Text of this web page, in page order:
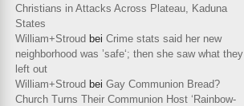
Christians in Attacks Across Plateau, Kaduna
States
William+Stroud bei Crime stats said her new
neighborhood was ’safe‘; then she saw what they
left out
William+Stroud bei Gay Communion Bread?
Church Turns Their Communion Host ‘Rainbow-